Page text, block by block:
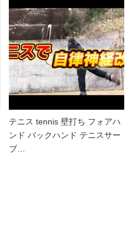
テニス tennis 壁打ち フォアハ
ンド バックハンド テニスサー
ブ…